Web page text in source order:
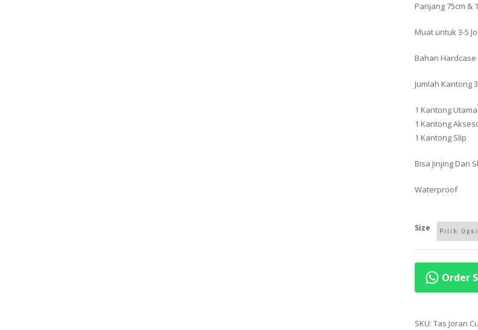
Panjang 75cm &
Muat untuk 3-5
Bahan Hardcase
Jumlah Kantong 3
1 Kantong Utama
1 Kantong
1 Kantong Slip
Bisa Jinjing Dan
Waterproof
Size
Order
SKU: Tas Joran